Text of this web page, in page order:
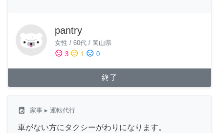
pantry
女性 / 60代 / 岡山県
sentiment_satisfied 3 sentiment_neutral 1 sentiment_dissatisfied 0
終了
local_laundry_service 家事 ▸ 運転代行
車がない方にタクシーがわりになります。